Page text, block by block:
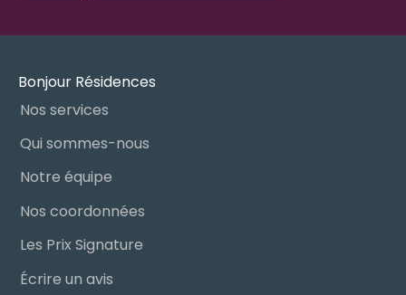
Bonjour Résidences
Nos services
Qui sommes-nous
Notre équipe
Nos coordonnées
Les Prix Signature
Écrire un avis